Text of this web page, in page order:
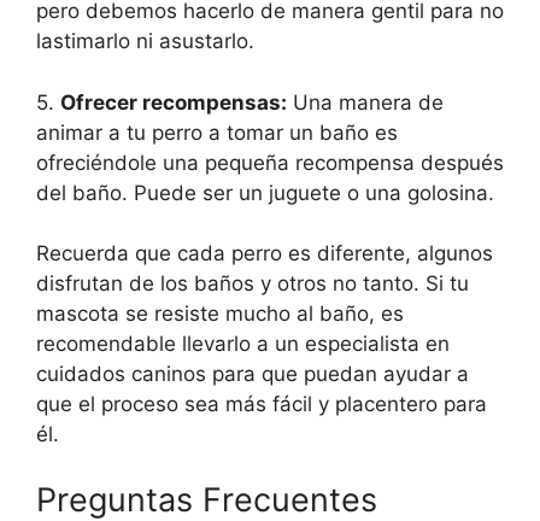
pero debemos hacerlo de manera gentil para no
lastimarlo ni asustarlo.
5. Ofrecer recompensas: Una manera de
animar a tu perro a tomar un baño es
ofreciéndole una pequeña recompensa después
del baño. Puede ser un juguete o una golosina.
Recuerda que cada perro es diferente, algunos
disfrutan de los baños y otros no tanto. Si tu
mascota se resiste mucho al baño, es
recomendable llevarlo a un especialista en
cuidados caninos para que puedan ayudar a
que el proceso sea más fácil y placentero para
él.
Preguntas Frecuentes